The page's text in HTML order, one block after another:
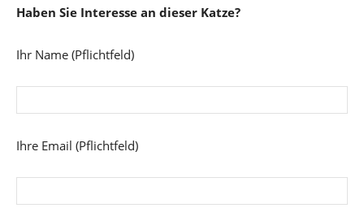
Haben Sie Interesse an dieser Katze?
Ihr Name (Pflichtfeld)
Ihre Email (Pflichtfeld)